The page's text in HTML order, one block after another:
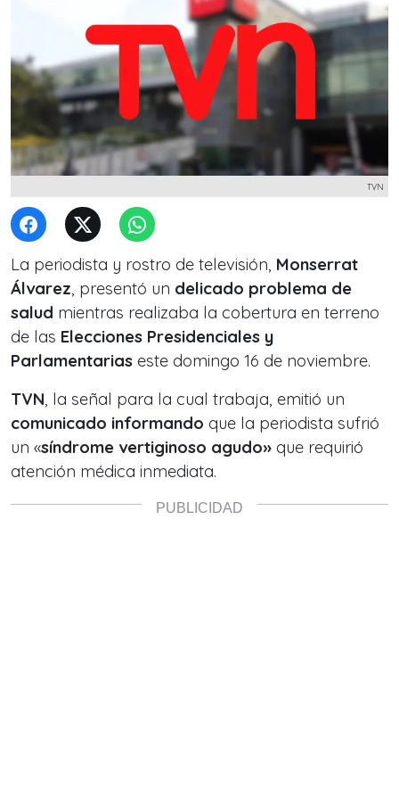
TVN
La periodista y rostro de televisión, Monserrat
Álvarez, presentó un delicado problema de
salud mientras realizaba la cobertura en terreno
de las Elecciones Presidenciales y
Parlamentarias este domingo 16 de noviembre.
TVN, la señal para la cual trabaja, emitió un
comunicado informando que la periodista sufrió
un «síndrome vertiginoso agudo» que requirió
atención médica inmediata.